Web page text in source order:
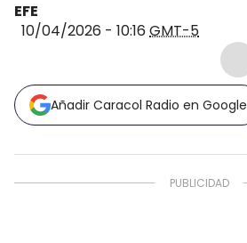
EFE
10/04/2026 - 10:16 GMT-5
Añadir Caracol Radio en Google